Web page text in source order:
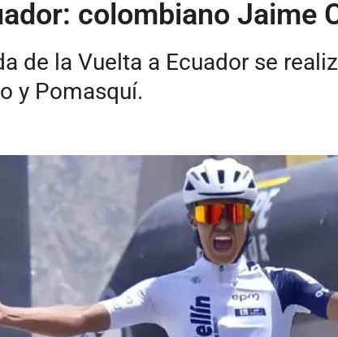
colombiano Jaime
de la Vuelta a Ecuador se
y Pomasquí.